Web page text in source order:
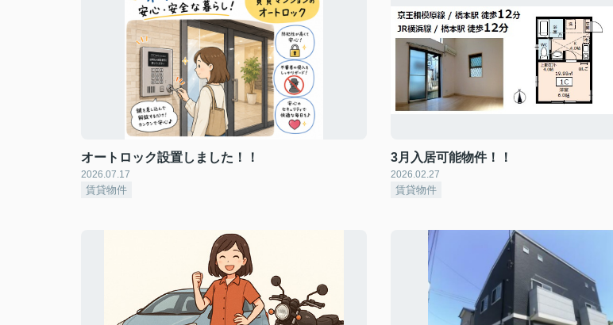
オートロック設置しました！！
2026.07.17
賃貸物件
3月入居可能物件！！
2026.02.27
賃貸物件